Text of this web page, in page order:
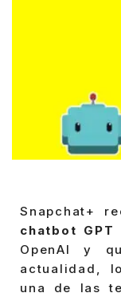
Snapchat+
chatbot GPT
OpenAI y
actualidad,
una de las